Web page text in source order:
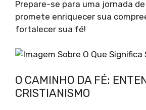
Prepare-se para uma jornada
promete enriquecer sua
fortalecer sua fé!
O CAMINHO DA FÉ:
CRISTIANISMO